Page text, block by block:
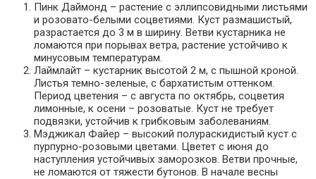
Пинк Даймонд – растение с эллипсовидными листьями
и розовато-белыми соцветиями. Куст размашистый,
разрастается до 3 м в ширину. Ветви кустарника не
ломаются при порывах ветра, растение устойчиво к
минусовым температурам.
Лаймлайт – кустарник высотой 2 м, с пышной кроной.
Листья темно-зеленые, с бархатистым оттенком.
Период цветения – с августа по октябрь, соцветия
лимонные, к осени – розоватые. Куст не требует
подвязки, устойчив к грибковым заболеваниям.
Мэджикал Файер – высокий полураскидистый куст с
пурпурно-розовыми цветами. Цветет с июня до
наступления устойчивых заморозков. Ветви прочные,
не ломаются от тяжести бутонов. В начале весны